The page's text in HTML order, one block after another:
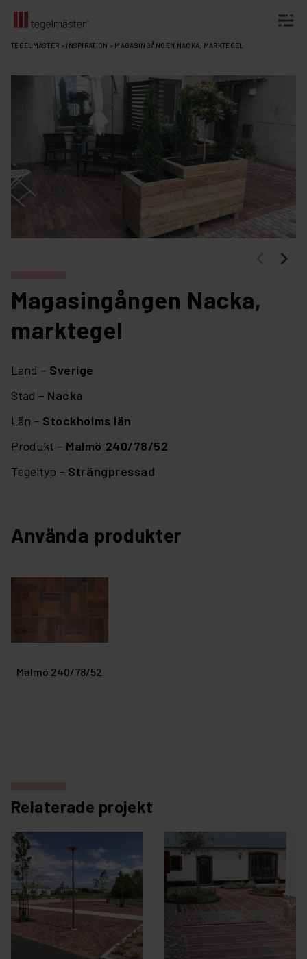
Fortsätt
TEGELMÄSTER > INSPIRATION > MAGASINGÅNGEN NACKA, MARKTEGEL
Magasingången Nacka,
marktegel
Land – Sverige
Stad – Nacka
Län – Stockholms län
Produkt – Malmö 240/78/52
Tegeltyp – Strängpressad
Använda produkter
Malmö 240/78/52
Relaterade projekt